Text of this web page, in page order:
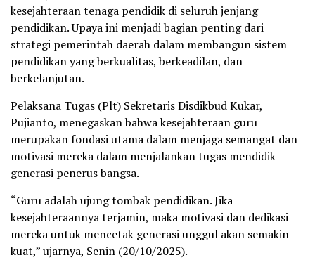
kesejahteraan tenaga pendidik di seluruh jenjang
pendidikan. Upaya ini menjadi bagian penting dari
strategi pemerintah daerah dalam membangun sistem
pendidikan yang berkualitas, berkeadilan, dan
berkelanjutan.
Pelaksana Tugas (Plt) Sekretaris Disdikbud Kukar,
Pujianto, menegaskan bahwa kesejahteraan guru
merupakan fondasi utama dalam menjaga semangat dan
motivasi mereka dalam menjalankan tugas mendidik
generasi penerus bangsa.
“Guru adalah ujung tombak pendidikan. Jika
kesejahteraannya terjamin, maka motivasi dan dedikasi
mereka untuk mencetak generasi unggul akan semakin
kuat,” ujarnya, Senin (20/10/2025).